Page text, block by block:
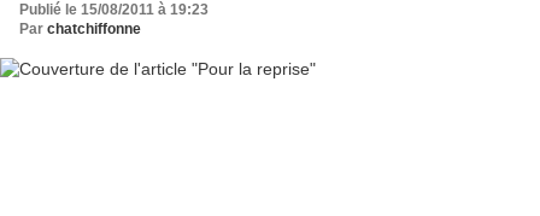
Publié le 15/08/2011 à 19:23
Par chatchiffonne